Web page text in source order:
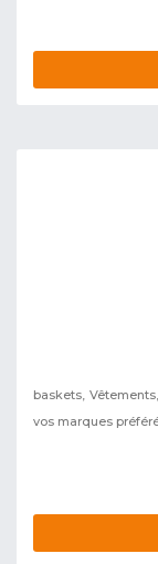
baskets,
vos marques